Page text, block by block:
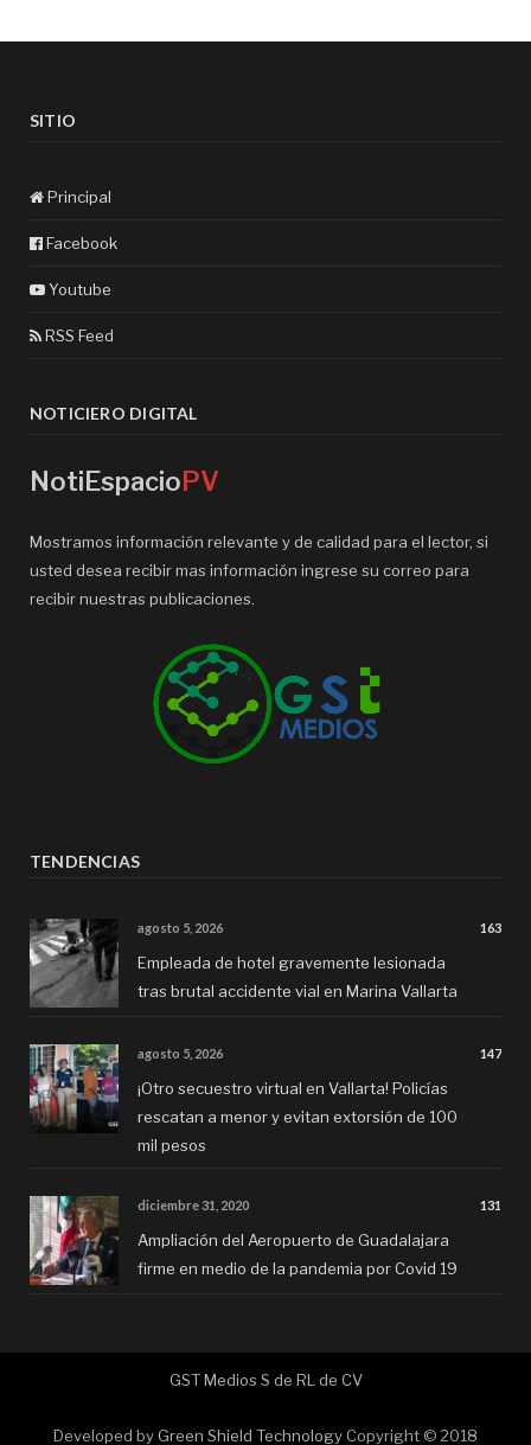
SITIO
Principal
Facebook
Youtube
RSS Feed
NOTICIERO DIGITAL
NotiEspacioPV
Mostramos información relevante y de calidad para el lector, si
usted desea recibir mas información ingrese su correo para
recibir nuestras publicaciones.
TENDENCIAS
agosto 5, 2026 163
Empleada de hotel gravemente lesionada
tras brutal accidente vial en Marina Vallarta
agosto 5, 2026 147
¡Otro secuestro virtual en Vallarta! Policías
rescatan a menor y evitan extorsión de 100
mil pesos
diciembre 31, 2020 131
Ampliación del Aeropuerto de Guadalajara
firme en medio de la pandemia por Covid 19
GST Medios S de RL de CV
Developed by Green Shield Technology Copyright © 2018